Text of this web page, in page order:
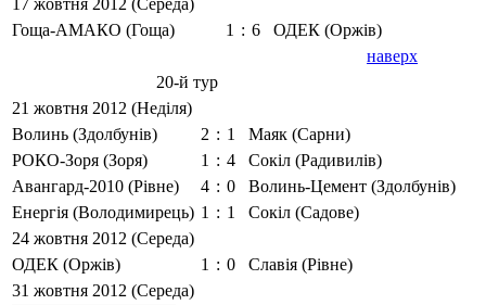
Гоща-АМАКО (Гоща)
1 : 6
ОДЕК (Оржів)
наверх
20-й тур
21 жовтня 2012 (Неділя)
Волинь (Здолбунів)
2 : 1
Маяк (Сарни)
РОКО-Зоря (Зоря)
1 : 4
Сокіл (Радивилів)
Авангард-2010 (Рівне)
4 : 0
Волинь-Цемент (Здолбунів)
Енергія (Володимирець) 1 : 1
Сокіл (Садове)
24 жовтня 2012 (Середа)
ОДЕК (Оржів)
1 : 0
Славія (Рівне)
31 жовтня 2012 (Середа)